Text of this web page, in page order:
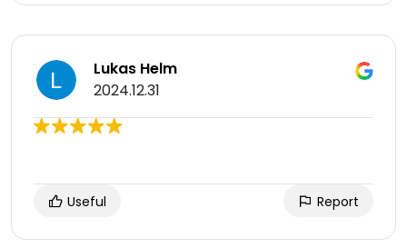
Lukas Helm
2024.12.31
Useful Report